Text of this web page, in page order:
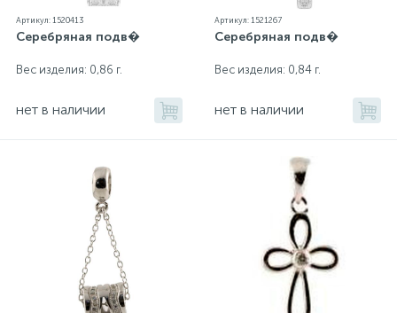
Артикул: 1520413
Серебряная подв�
Вес изделия: 0,86 г.
нет в наличии
Артикул: 1521267
Серебряная подв�
Вес изделия: 0,84 г.
нет в наличии
Серебряные колье
Серебряные цепочки
Серебряные сувениры
Золотые серьги